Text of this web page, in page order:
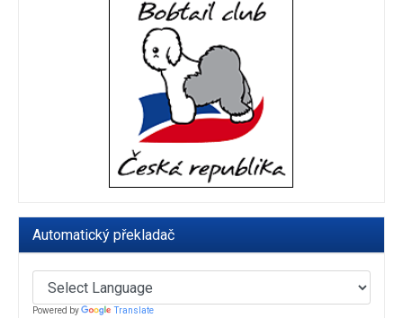
Automatický překladač
Powered by Translate